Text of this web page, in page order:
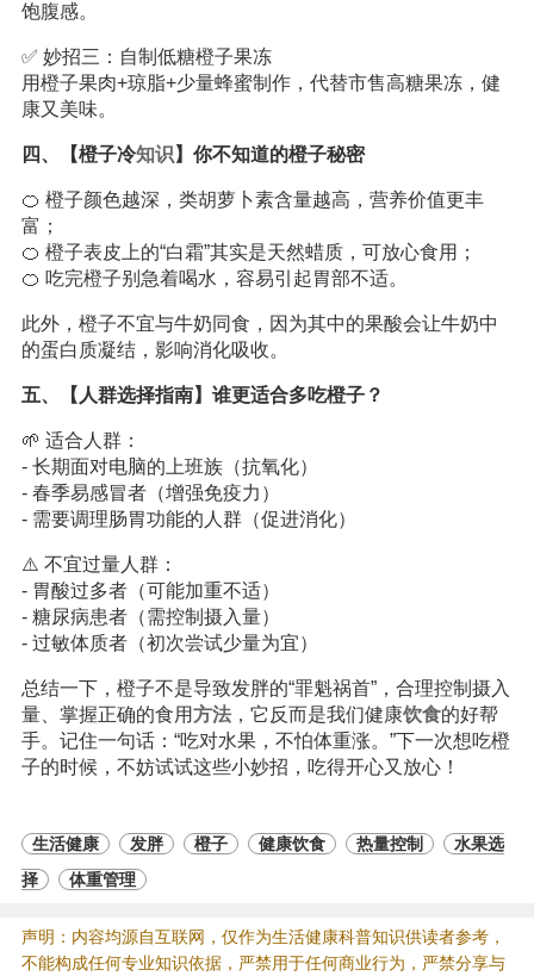
饱腹感。
✅ 妙招三：自制低糖橙子果冻
用橙子果肉+琼脂+少量蜂蜜制作，代替市售高糖果冻，健
康又美味。
四、【橙子冷知识 】你不知道的橙子秘密
🍊 橙子颜色越深，类胡萝卜素含量越高，营养价值更丰
富；
🍊 橙子表皮上的“白霜”其实是天然蜡质，可放心食用；
🍊 吃完橙子别急着喝水，容易引起胃部不适。
此外，橙子不宜与牛奶同食，因为其中的果酸会让牛奶中
的蛋白质凝结，影响消化吸收。
五、【人群选择指南】谁更适合多吃橙子？
🌱 适合人群：
- 长期面对电脑的上班族（抗氧化）
- 春季易感冒者（增强免疫力）
- 需要调理肠胃功能的人群（促进消化）
⚠️ 不宜过量人群：
- 胃酸过多者（可能加重不适）
- 糖尿病患者（需控制摄入量）
- 过敏体质者（初次尝试少量为宜）
总结一下，橙子不是导致发胖的“罪魁祸首”，合理控制摄入
量、掌握正确的食用方法，它反而是我们健康饮食的好帮
手。记住一句话：“吃对水果，不怕体重涨。”下一次想吃橙
子的时候，不妨试试这些小妙招，吃得开心又放心！
生活健康 发胖 橙子 健康饮食 热量控制
水果选
择
体重管理
声明：内容均源自互联网，仅作为生活健康科普知识供读者参考，
不能构成任何专业知识依据，严禁用于任何商业行为，严禁分享与